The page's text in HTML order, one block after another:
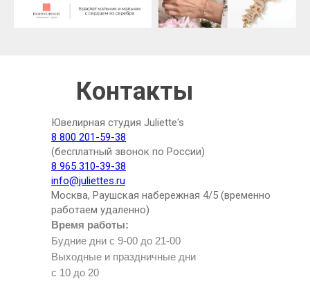
Время работы:
Будние дни с 9-00 до 21-00
Выходные и праздничные дни
с 10 до 20
Ювелирная студия Juliette's
8 800 201-59-38
(бесплатный звонок по России)
8 965 310-39-38
info@juliettes.ru
Москва, Раушская набережная 4/5 (временно
работаем удаленно)
Контакты